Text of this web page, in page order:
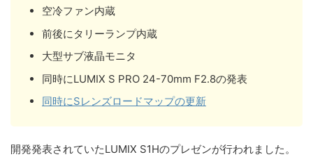
空冷ファン内蔵
前後にタリーランプ内蔵
大型サブ液晶モニタ
同時にLUMIX S PRO 24-70mm F2.8の発表
同時にSレンズロードマップの更新
開発発表されていたLUMIX S1Hのプレゼンが行われました。